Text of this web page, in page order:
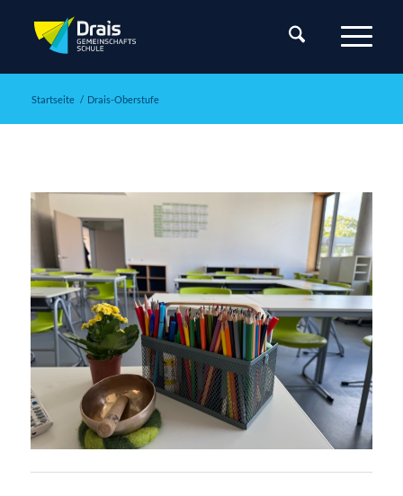
Startseite / Drais-Oberstufe